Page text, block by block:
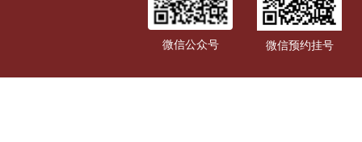
微信公众号 微信预约挂号